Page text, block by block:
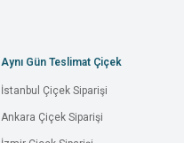
Aynı Gün Teslimat Çiçek
İstanbul Çiçek Siparişi
Ankara Çiçek Siparişi